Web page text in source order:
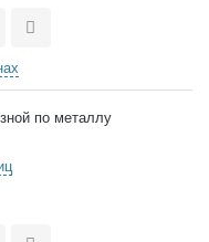
Отложить
по металлу